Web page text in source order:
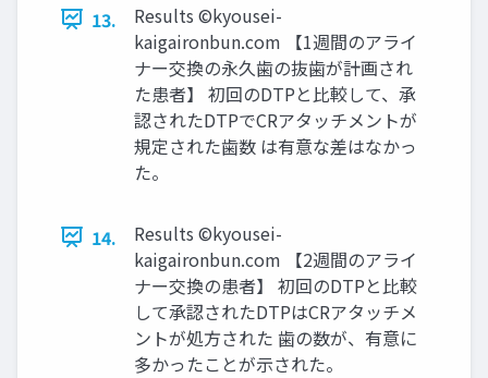
13.
Results ©kyousei-
kaigaironbun.com 【1週間のアライ
ナー交換の永久歯の抜歯が計画され
た患者】 初回のDTPと比較して、承
認されたDTPでCRアタッチメントが
規定された歯数 は有意な差はなかっ
た。
14.
Results ©kyousei-
kaigaironbun.com 【2週間のアライ
ナー交換の患者】 初回のDTPと比較
して承認されたDTPはCRアタッチメ
ントが処方された 歯の数が、有意に
多かったことが示された。